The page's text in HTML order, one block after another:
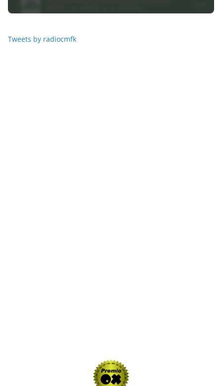
Tweets by radiocmfk